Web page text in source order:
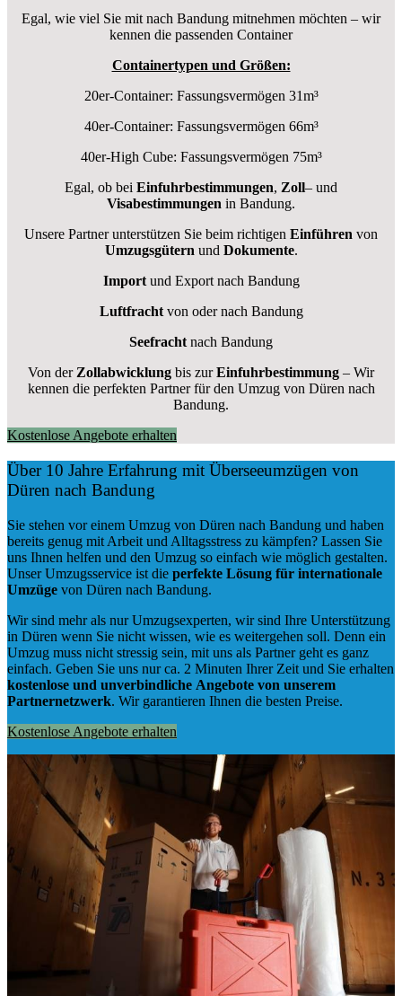
Egal, wie viel Sie mit nach Bandung mitnehmen möchten – wir
kennen die passenden Container
Containertypen und Größen:
20er-Container: Fassungsvermögen 31m³
40er-Container: Fassungsvermögen 66m³
40er-High Cube: Fassungsvermögen 75m³
Egal, ob bei Einfuhrbestimmungen, Zoll– und
Visabestimmungen in Bandung.
Unsere Partner unterstützen Sie beim richtigen Einführen von
Umzugsgütern und Dokumente.
Importund Export nach Bandung
Luftfrachtvon oder nach Bandung
Seefracht nach Bandung
Von der Zollabwicklung bis zurEinfuhrbestimmung – Wir
kennen die perfekten Partner für den Umzug von Düren nach
Bandung.
Kostenlose Angebote erhalten
Über 10 Jahre Erfahrung mit Überseeumzügen von
Düren nach Bandung
Sie stehen vor einem Umzug von Düren nach Bandung und haben
bereits genug mit Arbeit und Alltagsstress zu kämpfen? Lassen Sie
uns Ihnen helfen und den Umzug so einfach wie möglich gestalten.
Unser Umzugsservice ist die perfekte Lösung für internationale
Umzüge von Düren nach Bandung.
Wir sind mehr als nur Umzugsexperten, wir sind Ihre Unterstützung
in Düren wenn Sie nicht wissen, wie es weitergehen soll. Denn ein
Umzug muss nicht stressig sein, mit uns als Partner geht es ganz
einfach. Geben Sie uns nur ca. 2 Minuten Ihrer Zeit und Sie erhalten
kostenlose und unverbindliche Angebote von unserem
Partnernetzwerk. Wir garantieren Ihnen die besten Preise.
Kostenlose Angebote erhalten